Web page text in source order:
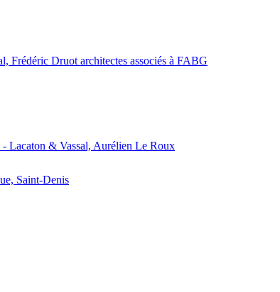
Frédéric Druot architectes associés à FABG
- Lacaton & Vassal, Aurélien Le Roux
Saint-Denis